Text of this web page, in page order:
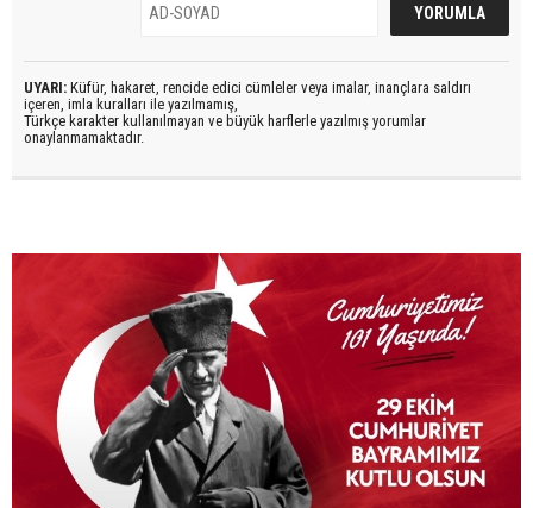
UYARI: Küfür, hakaret, rencide edici cümleler veya imalar, inançlara saldırı
içeren, imla kuralları ile yazılmamış,
Türkçe karakter kullanılmayan ve büyük harflerle yazılmış yorumlar
onaylanmamaktadır.